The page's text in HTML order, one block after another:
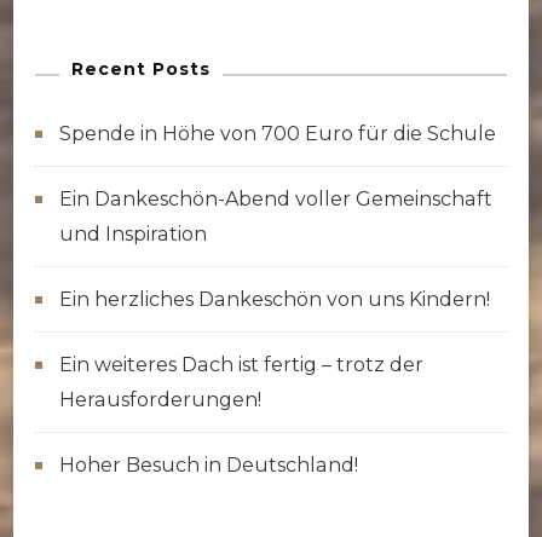
Recent Posts
Spende in Höhe von 700 Euro für die Schule
Ein Dankeschön-Abend voller Gemeinschaft
und Inspiration
Ein herzliches Dankeschön von uns Kindern!
Ein weiteres Dach ist fertig – trotz der
Herausforderungen!
Hoher Besuch in Deutschland!